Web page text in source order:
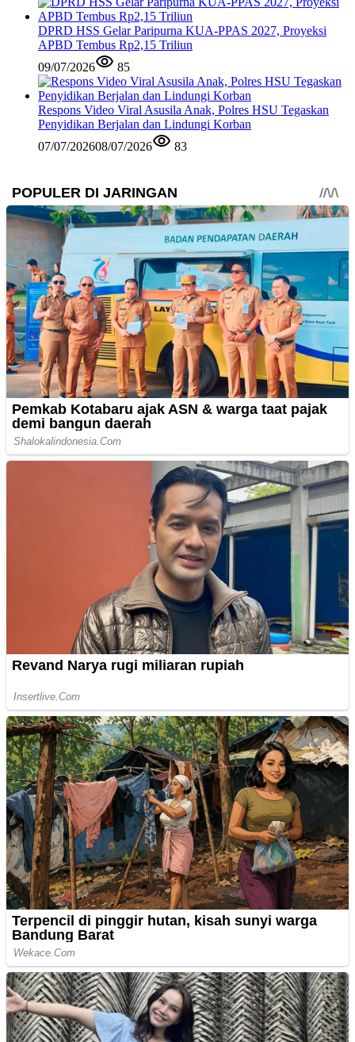
DPRD HSS Gelar Paripurna KUA-PPAS 2027, Proyeksi
APBD Tembus Rp2,15 Triliun
09/07/2026
85
Respons Video Viral Asusila Anak, Polres HSU Tegaskan
Penyidikan Berjalan dan Lindungi Korban
07/07/202608/07/2026 83